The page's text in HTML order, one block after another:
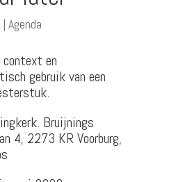
| Agenda
en
gebruik van een
Bruijnings
4, 2273 KR Voorburg,